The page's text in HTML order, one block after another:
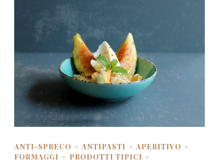
ANTI-SPRECO ANTIPASTI
APERITIVO
FORMAGGI
PRODOTTI TIPICI